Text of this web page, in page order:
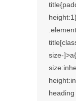
size-